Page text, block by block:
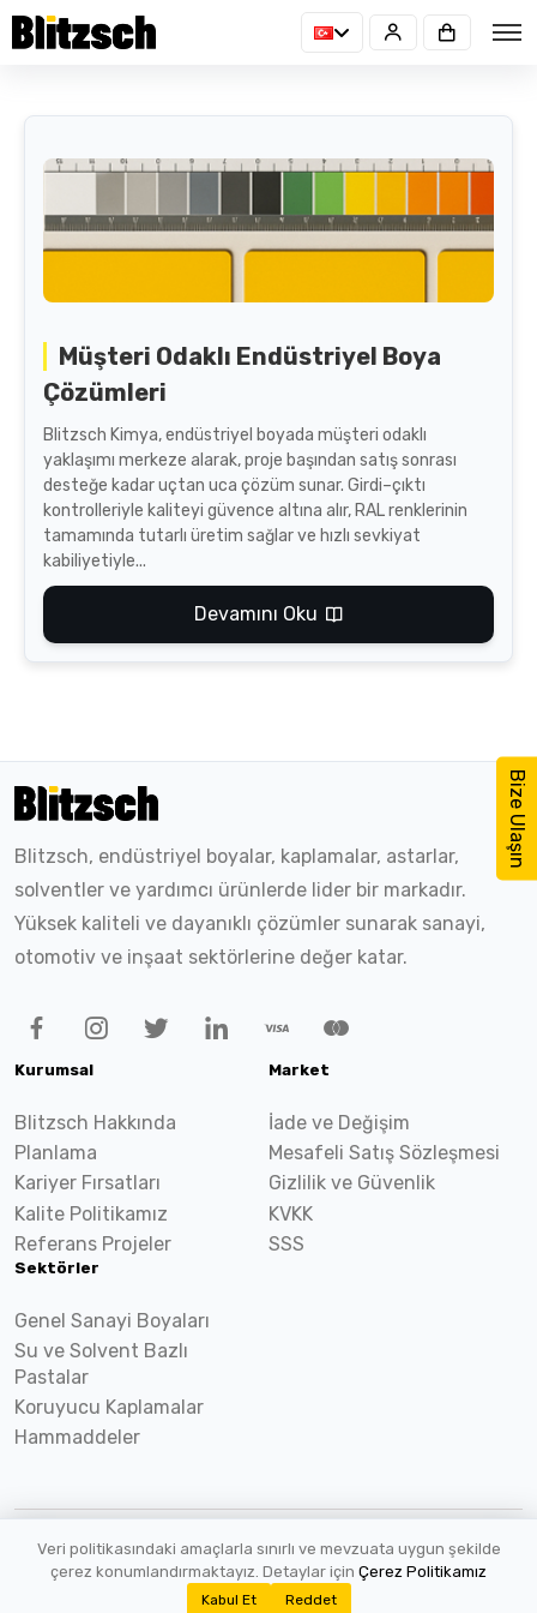
Veri politikasındaki amaçlarla sınırlı ve mevzuata uygun şekilde
çerez konumlandırmaktayız. Detaylar için Çerez Politikamız
Kabul Et Reddet
Müşteri Odaklı Endüstriyel Boya
Çözümleri
Blitzsch Kimya, endüstriyel boyada müşteri odaklı
yaklaşımı merkeze alarak, proje başından satış sonrası
desteğe kadar uçtan uca çözüm sunar. Girdi–çıktı
kontrolleriyle kaliteyi güvence altına alır, RAL renklerinin
tamamında tutarlı üretim sağlar ve hızlı sevkiyat
kabiliyetiyle...
Devamını Oku
Bize Ulaşın
Blitzsch, endüstriyel boyalar, kaplamalar, astarlar,
solventler ve yardımcı ürünlerde lider bir markadır.
Yüksek kaliteli ve dayanıklı çözümler sunarak sanayi,
otomotiv ve inşaat sektörlerine değer katar.
Kurumsal
Blitzsch Hakkında
Planlama
Kariyer Fırsatları
Kalite Politikamız
Referans Projeler
Market
İade ve Değişim
Mesafeli Satış Sözleşmesi
Gizlilik ve Güvenlik
KVKK
SSS
Sektörler
Genel Sanayi Boyaları
Su ve Solvent Bazlı
Pastalar
Koruyucu Kaplamalar
Hammaddeler
2026 © Blitzsch.comTüm hakları saklıdır.